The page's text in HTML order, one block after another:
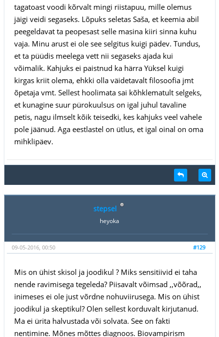
tagatoast voodi kõrvalt mingi riistapuu, mille olemus
jäigi veidi segaseks. Lõpuks seletas Saša, et keemia abil
peegeldavat ta peopesast selle masina kiiri sinna kuhu
vaja. Minu arust ei ole see selgitus kuigi pädev. Tundus,
et ta püüdis meelega vett nii segaseks ajada kui
võimalik. Kahjuks ei paistnud ka härra Yüksel kuigi
kirgas kriit olema, ehkki olla väidetavalt filosoofia jmt
õpetaja vmt. Sellest hoolimata sai kõhklematult selgeks,
et kunagine suur pürokuulsus on igal juhul tavaline
petis, nagu ilmselt kõik teisedki, kes kahjuks veel vahele
pole jäänud. Aga eestlastel on ütlus, et igal oinal on oma
mihklipäev.
stepsel
heyoka
#129
09-05-2016, 00:50
Mis on ühist skisol ja joodikul ? Miks sensitiivid ei taha
nende ravimisega tegeleda? Piisavalt võimsad ,,võõrad,,
inimeses ei ole just võrdne nohuviirusega. Mis on ühist
joodikul ja skeptikul? Olen sellest korduvalt kirjutanud.
Ma ei ürita halvustada või solvata. See on fakti
nentimine. Mõnes mõttes diagnoos. Biovampirism